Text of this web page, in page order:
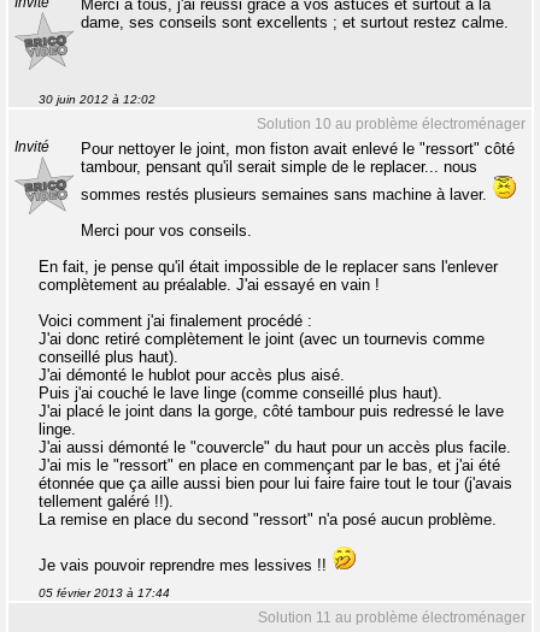
Merci à tous, j'ai réussi grâce à vos astuces et surtout à la
dame, ses conseils sont excellents ; et surtout restez calme.
30 juin 2012 à 12:02
Solution 10 au problème électroménager
Invité
Pour nettoyer le joint, mon fiston avait enlevé le "ressort" côté
tambour, pensant qu'il serait simple de le replacer... nous
sommes restés plusieurs semaines sans machine à laver.
Merci pour vos conseils.
En fait, je pense qu'il était impossible de le replacer sans l'enlever
complètement au préalable. J'ai essayé en vain !
Voici comment j'ai finalement procédé :
J'ai donc retiré complètement le joint (avec un tournevis comme
conseillé plus haut).
J'ai démonté le hublot pour accès plus aisé.
Puis j'ai couché le lave linge (comme conseillé plus haut).
J'ai placé le joint dans la gorge, côté tambour puis redressé le lave
linge.
J'ai aussi démonté le "couvercle" du haut pour un accès plus facile.
J'ai mis le "ressort" en place en commençant par le bas, et j'ai été
étonnée que ça aille aussi bien pour lui faire faire tout le tour (j'avais
tellement galéré !!).
La remise en place du second "ressort" n'a posé aucun problème.
Je vais pouvoir reprendre mes lessives !!
05 février 2013 à 17:44
Solution 11 au problème électroménager